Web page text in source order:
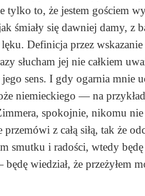
tylko to, że jestem gościem
śmiały się dawniej damy, z
Definicja przez wskazanie
słucham jej nie całkiem
sens. I gdy ogarnia mnie
niemieckiego — na przykład
spokojnie, nikomu nie
z całą siłą, tak że
smutku i radości, wtedy będę
wiedział, że przeżyłem